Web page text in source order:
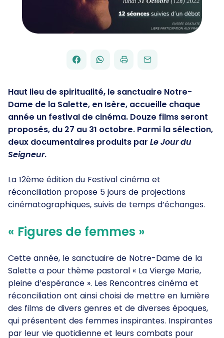
PARTAGER
FACEBOOK
PARTAGER
WHATSAPP
IMPRIMERENVOYER
PAR
EMAIL
Haut lieu de spiritualité, le sanctuaire Notre-
Dame de la Salette, en Isère, accueille chaque
année un festival de cinéma. Douze films seront
proposés, du 27 au 31 octobre. Parmi la sélection,
deux documentaires produits par Le Jour du
Seigneur.
La 12ème édition du Festival cinéma et
réconciliation propose 5 jours de projections
cinématographiques, suivis de temps d’échanges.
« Figures de femmes »
Cette année, le sanctuaire de Notre-Dame de la
Salette a pour thème pastoral « La Vierge Marie,
pleine d’espérance ». Les Rencontres cinéma et
réconciliation ont ainsi choisi de mettre en lumière
des films de divers genres et de diverses époques,
qui présentent des femmes inspirantes. Inspirantes
par leur vie quotidienne et leurs combats pour